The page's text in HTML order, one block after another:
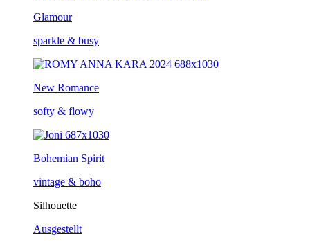
Glamour
sparkle & busy
New Romance
softy & flowy
Bohemian Spirit
vintage & boho
Silhouette
Ausgestellt